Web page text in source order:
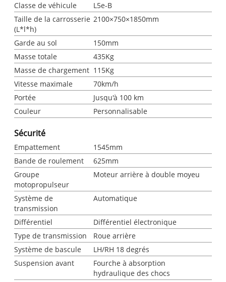
Classe de véhicule
L5e-B
Taille de la carrosserie
(L*l*h)
2100×750×1850mm
Garde au sol
150mm
Masse totale
435Kg
Masse de chargement 115Kg
Vitesse maximale
70km/h
Portée
Jusqu'à 100 km
Couleur
Personnalisable
Sécurité
Empattement
1545mm
Bande de roulement
625mm
Groupe
motopropulseur
Moteur arrière à double moyeu
Système de
transmission
Automatique
Différentiel
Différentiel électronique
Type de transmission
Roue arrière
Système de bascule
LH/RH 18 degrés
Suspension avant
Fourche à absorption
hydraulique des chocs